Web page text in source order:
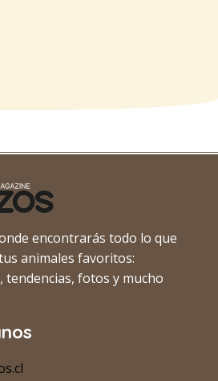
encontrarás todo lo que
animales favoritos:
tendencias, fotos y mucho